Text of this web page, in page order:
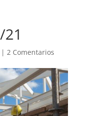
| 2 Comentarios